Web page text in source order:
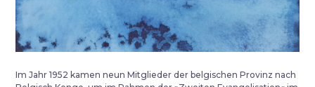
Im Jahr 1952 kamen neun Mitglieder der belgischen Provinz nach